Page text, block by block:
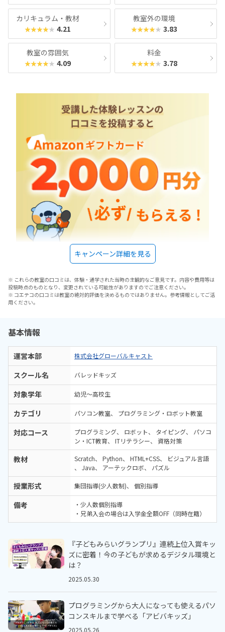
カリキュラム・教材
★★★★★ 4.21
教室外の環境
★★★★★ 3.83
教室の雰囲気
★★★★★ 4.09
料金
★★★★★ 3.78
キャンペーン詳細を見る
※ これらの教室の口コミは、体験・通学された当時の主観的なご意見です。内容や費用等は
投稿時点のものとなり、変更されている可能性がありますのでご注意ください。
※ コエテコの口コミは教室の絶対的評価を決めるものではありません。参考情報としてご活
用ください。
基本情報
運営本部 株式会社グローバルキャスト
スクール名 バレッドキッズ
対象学年 幼児～高校生
カテゴリ パソコン教室 プログラミング・ロボット教室
対応コース プログラミング ロボット タイピング
パソコ
ン・ICT教育
ITリテラシー 資格対策
教材 Scratch Python HTML+CSS
ビジュアル言語
Java
アーテックロボ パズル
授業形式 集団指導(少人数制) 個別指導
備考
・少人数個別指導
・兄弟入会の場合は入学金全額OFF（同時在籍）
『子どもみらいグランプリ』連続上位入賞キッ
ズに密着！今の子どもが求めるデジタル環境と
は？
2025.05.30
プログラミングから大人になっても使えるパソ
コンスキルまで学べる「アビバキッズ」
2025.05.26